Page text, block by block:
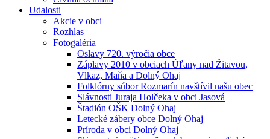
Udalosti
Akcie v obci
Rozhlas
Fotogaléria
Oslavy 720. výročia obce
Záplavy 2010 v obciach Úľany nad Žitavou,
Vlkaz, Maňa a Dolný Ohaj
Folklórny súbor Rozmarín navštívil našu obec
Slávnosti Juraja Holčeka v obci Jasová
Štadión OŠK Dolný Ohaj
Letecké zábery obce Dolný Ohaj
Príroda v obci Dolný Ohaj